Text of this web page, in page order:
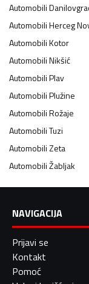
Automobili
AutomobiliHerceg
AutomobiliKotor
AutomobiliNikšić
AutomobiliPlav
AutomobiliPlužine
AutomobiliRožaje
AutomobiliTuzi
AutomobiliZeta
AutomobiliŽabljak
NAVIGACIJA
Prijavi se
Kontakt
Pomoć